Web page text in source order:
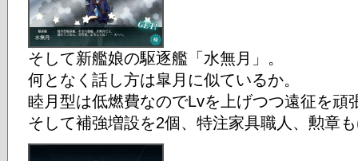
そして新艦娘の駆逐艦「水無月」。
何となく話し方は皐月に似ているか。
睦月型は低燃費なのでLvを上げつつ遠征を頑
そして補強増設を2個、特注家具職人、勲章